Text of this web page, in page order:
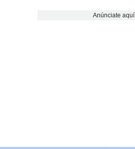
Anúnciate aquí